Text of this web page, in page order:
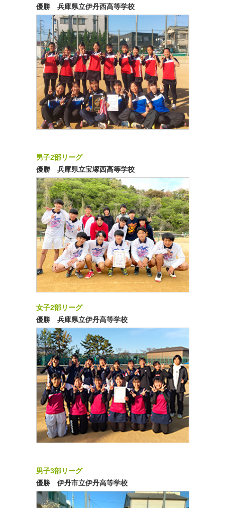
優勝 兵庫県立伊丹西高等学校
男子2部リーグ
優勝 兵庫県立宝塚西高等学校
女子2部リーグ
優勝 兵庫県立伊丹高等学校
男子3部リーグ
優勝 伊丹市立伊丹高等学校